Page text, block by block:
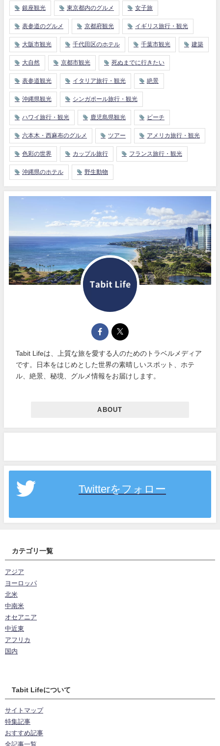
銀座観光 東京都内のグルメ 女子旅
表参道のグルメ 京都府観光 イギリス旅行・観光
大阪市観光 千代田区のホテル 千葉市観光 建築
大自然 京都市観光 死ぬまでに行きたい
表参道観光 イタリア旅行・観光 絶景
沖縄県観光 シンガポール旅行・観光
ハワイ旅行・観光 鹿児島県観光 ビーチ
六本木・西麻布のグルメ ツアー アメリカ旅行・観光
色彩の世界 カップル旅行 フランス旅行・観光
沖縄県のホテル 野生動物
Tabit Lifeは、上質な旅を愛する人のためのトラベルメディア
です。日本をはじめとした世界の素晴しいスポット、ホテ
ル、絶景、秘境、グルメ情報をお届けします。
ABOUT
Twitterをフォロー
カテゴリ一覧
アジア
ヨーロッパ
北米
中南米
オセアニア
中近東
アフリカ
国内
Tabit Lifeについて
サイトマップ
特集記事
おすすめ記事
全記事一覧